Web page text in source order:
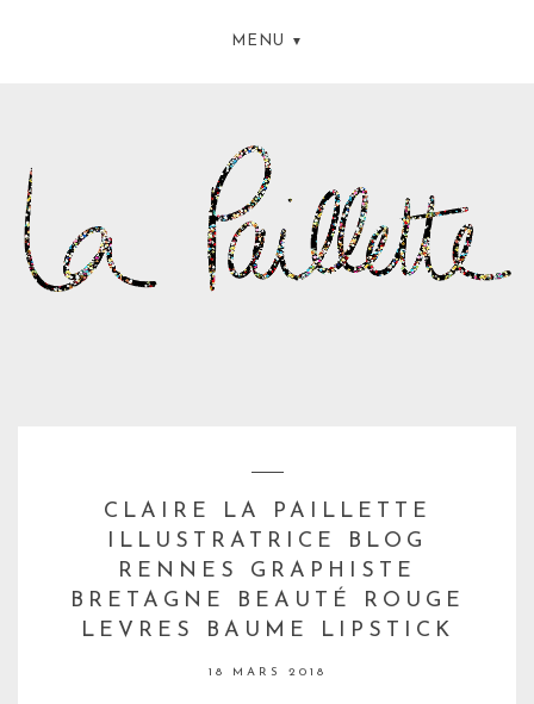
MENU
CLAIRE LA PAILLETTE
ILLUSTRATRICE BLOG
RENNES GRAPHISTE
BRETAGNE BEAUTÉ ROUGE
LEVRES BAUME LIPSTICK
18 MARS 2018